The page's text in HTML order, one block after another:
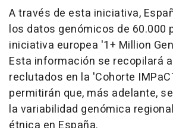
A través de esta iniciativa,
los datos genómicos de 60.000
iniciativa europea '1+ Million
Esta información se recopilará
reclutados en la 'Cohorte
permitirán que, más adelante,
la variabilidad genómica